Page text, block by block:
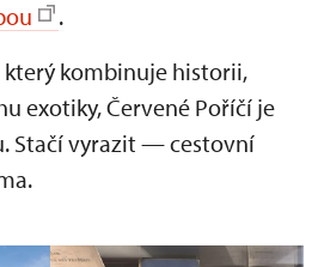
.
kombinuje historii,
exotiky, Červené Poříčí je
Stačí vyrazit — cestovní